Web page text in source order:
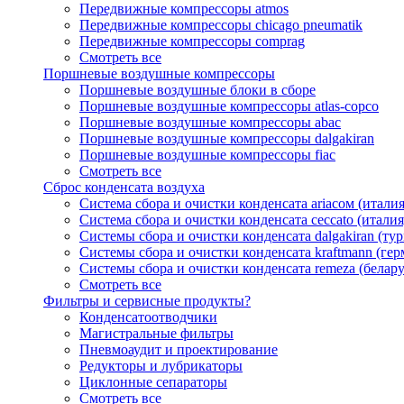
Передвижные компрессоры atmos
Передвижные компрессоры chicago pneumatik
Передвижные компрессоры comprag
Смотреть все
Поршневые воздушные компрессоры
Поршневые воздушные блоки в сборе
Поршневые воздушные компрессоры atlas-copco
Поршневые воздушные компрессоры abac
Поршневые воздушные компрессоры dalgakiran
Поршневые воздушные компрессоры fiac
Смотреть все
Сброс конденсата воздуха
Система сбора и очистки конденсата ariacом
Система сбора и очистки конденсата ceccato
Системы сбора и очистки конденсата dalgakiran
Системы сбора и очистки конденсата kraftmann
Системы сбора и очистки конденсата remeza
Смотреть все
Фильтры и сервисные продукты?
Конденсатоотводчики
Магистральные фильтры
Пневмоаудит и проектирование
Редукторы и лубрикаторы
Циклонные сепараторы
Смотреть все